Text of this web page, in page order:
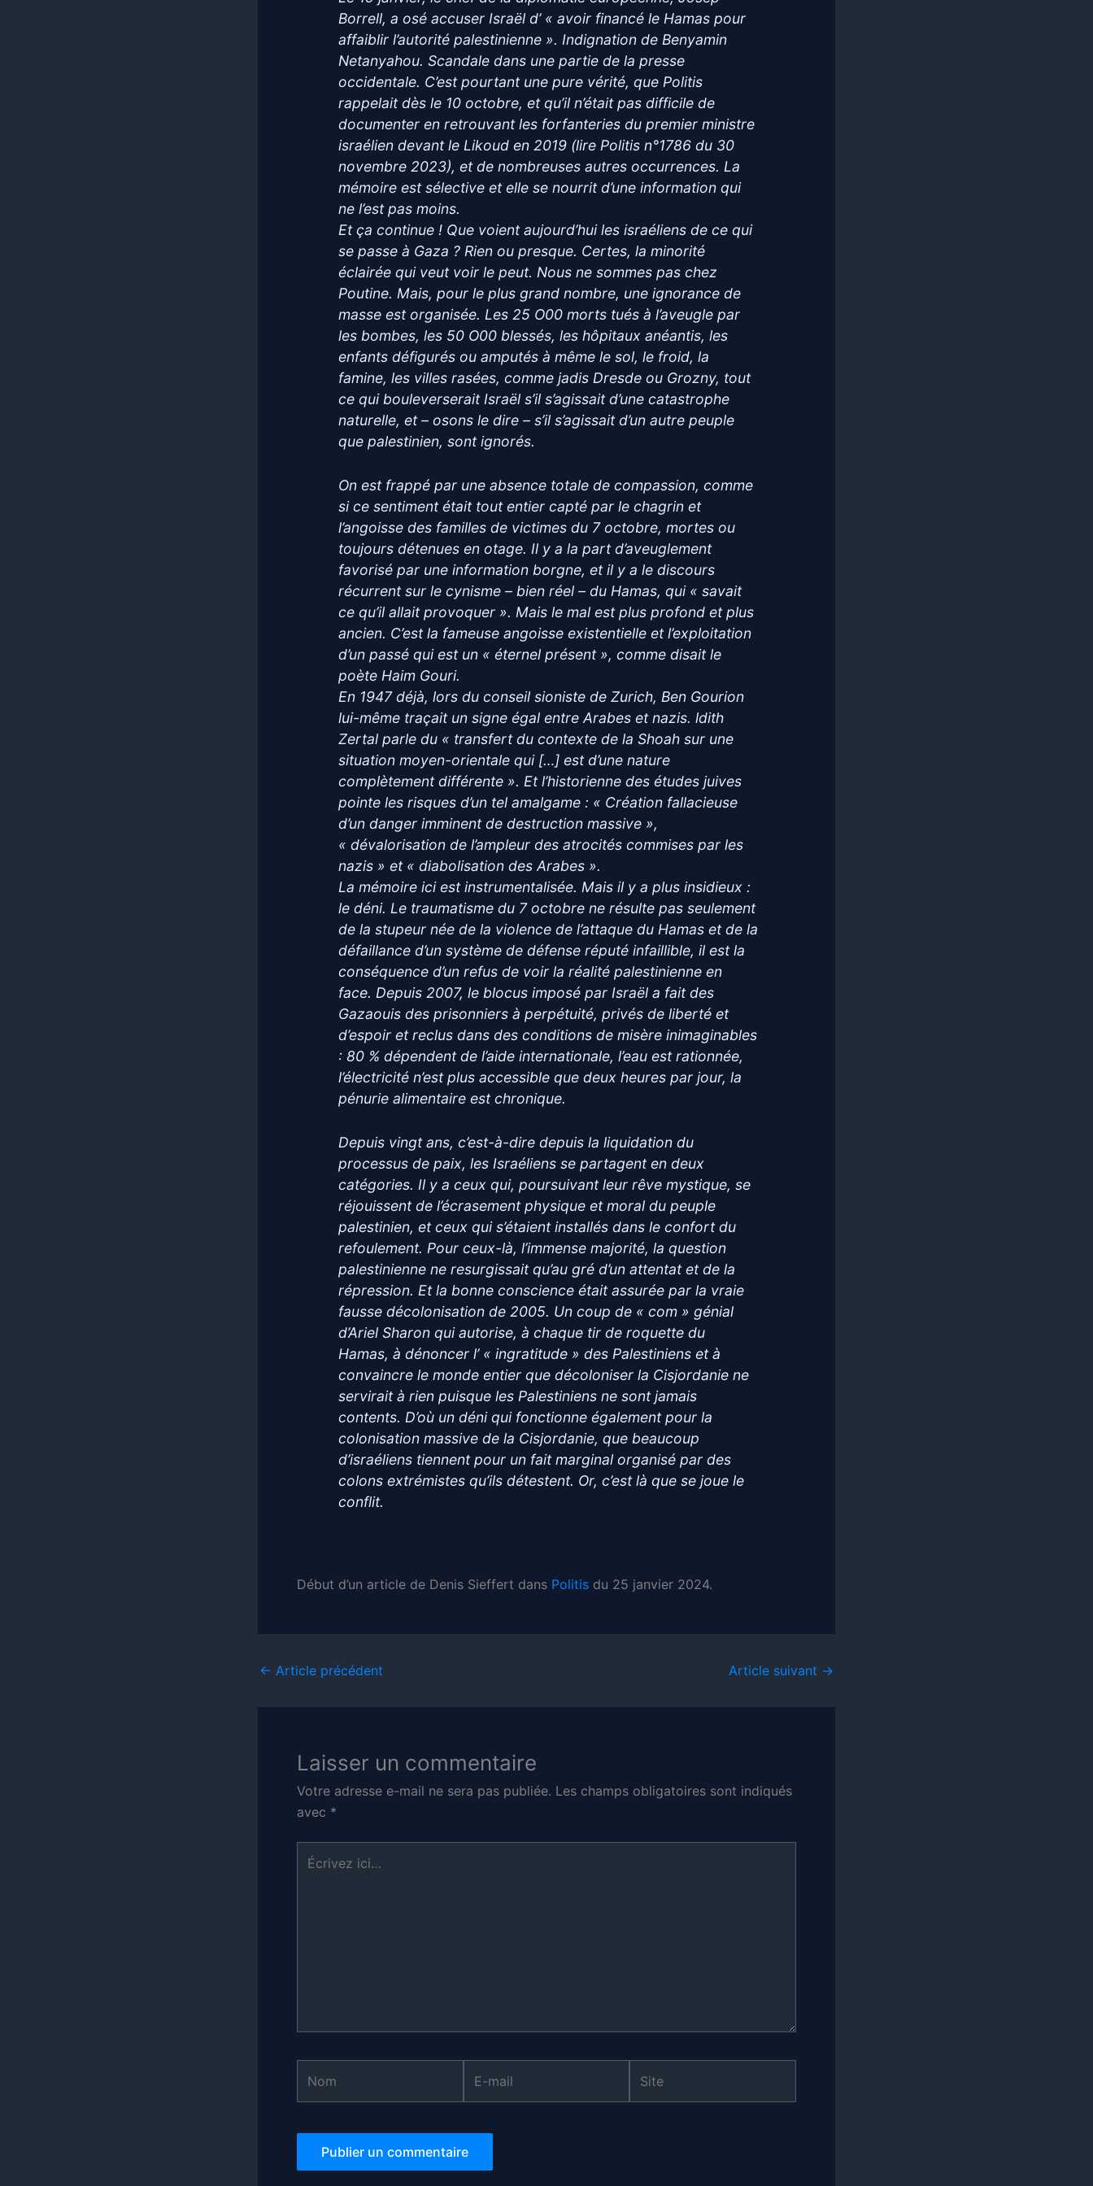
Borrell, a osé accuser Israël d’ « avoir financé le Hamas pour
affaiblir l’autorité palestinienne ». Indignation de Benyamin
Netanyahou. Scandale dans une partie de la presse
occidentale. C’est pourtant une pure vérité, que Politis
rappelait dès le 10 octobre, et qu’il n’était pas difficile de
documenter en retrouvant les forfanteries du premier ministre
israélien devant le Likoud en 2019 (lire Politis n°1786 du 30
novembre 2023), et de nombreuses autres occurrences. La
mémoire est sélective et elle se nourrit d’une information qui
ne l’est pas moins.
Et ça continue ! Que voient aujourd’hui les israéliens de ce qui
se passe à Gaza ? Rien ou presque. Certes, la minorité
éclairée qui veut voir le peut. Nous ne sommes pas chez
Poutine. Mais, pour le plus grand nombre, une ignorance de
masse est organisée. Les 25 O00 morts tués à l’aveugle par
les bombes, les 50 O00 blessés, les hôpitaux anéantis, les
enfants défigurés ou amputés à même le sol, le froid, la
famine, les villes rasées, comme jadis Dresde ou Grozny, tout
ce qui bouleverserait Israël s’il s’agissait d’une catastrophe
naturelle, et – osons le dire – s’il s’agissait d’un autre peuple
que palestinien, sont ignorés.
On est frappé par une absence totale de compassion, comme
si ce sentiment était tout entier capté par le chagrin et
l’angoisse des familles de victimes du 7 octobre, mortes ou
toujours détenues en otage. Il y a la part d’aveuglement
favorisé par une information borgne, et il y a le discours
récurrent sur le cynisme – bien réel – du Hamas, qui « savait
ce qu’il allait provoquer ». Mais le mal est plus profond et plus
ancien. C’est la fameuse angoisse existentielle et l’exploitation
d’un passé qui est un « éternel présent », comme disait le
poète Haim Gouri.
En 1947 déjà, lors du conseil sioniste de Zurich, Ben Gourion
lui-même traçait un signe égal entre Arabes et nazis. ldith
Zertal parle du « transfert du contexte de la Shoah sur une
situation moyen-orientale qui […] est d’une nature
complètement différente ». Et l’historienne des études juives
pointe les risques d’un tel amalgame : « Création fallacieuse
d’un danger imminent de destruction massive »,
« dévalorisation de l’ampleur des atrocités commises par les
nazis » et « diabolisation des Arabes ».
La mémoire ici est instrumentalisée. Mais il y a plus insidieux :
le déni. Le traumatisme du 7 octobre ne résulte pas seulement
de la stupeur née de la violence de l’attaque du Hamas et de la
défaillance d’un système de défense réputé infaillible, il est la
conséquence d’un refus de voir la réalité palestinienne en
face. Depuis 2007, le blocus imposé par Israël a fait des
Gazaouis des prisonniers à perpétuité, privés de liberté et
d’espoir et reclus dans des conditions de misère inimaginables
: 80 % dépendent de l’aide internationale, l’eau est rationnée,
l’électricité n’est plus accessible que deux heures par jour, la
pénurie alimentaire est chronique.
Depuis vingt ans, c’est-à-dire depuis la liquidation du
processus de paix, les Israéliens se partagent en deux
catégories. Il y a ceux qui, poursuivant leur rêve mystique, se
réjouissent de l’écrasement physique et moral du peuple
palestinien, et ceux qui s’étaient installés dans le confort du
refoulement. Pour ceux-là, l’immense majorité, la question
palestinienne ne resurgissait qu’au gré d’un attentat et de la
répression. Et la bonne conscience était assurée par la vraie
fausse décolonisation de 2005. Un coup de « com » génial
d’Ariel Sharon qui autorise, à chaque tir de roquette du
Hamas, à dénoncer l’ « ingratitude » des Palestiniens et à
convaincre le monde entier que décoloniser la Cisjordanie ne
servirait à rien puisque les Palestiniens ne sont jamais
contents. D’où un déni qui fonctionne également pour la
colonisation massive de la Cisjordanie, que beaucoup
d’israéliens tiennent pour un fait marginal organisé par des
colons extrémistes qu’ils détestent. Or, c’est là que se joue le
conflit.
Début d’un article de Denis Sieffert dans Politis du 25 janvier 2024.
← Article précédent Article suivant →
Laisser un commentaire
Votre adresse e-mail ne sera pas publiée. Les champs obligatoires sont indiqués
avec *
Écrivez
ici…
mail